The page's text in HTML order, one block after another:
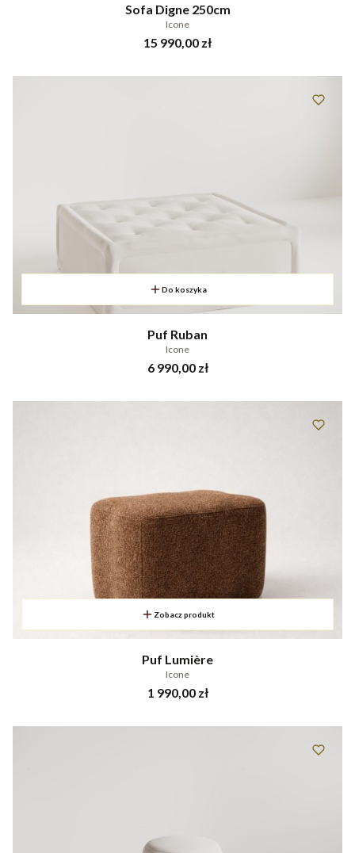
Sofa Digne 250cm
Icone
Cena
15 990,00 zł
Do koszyka
Puf Ruban
Icone
Cena
6 990,00 zł
Zobacz produkt
Puf Lumière
Icone
Cena
1 990,00 zł